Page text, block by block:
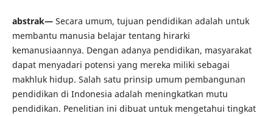
abstrak—Secara umum, tujuan pendidikan adalah untuk
membantu manusia belajar tentang hirarki
kemanusiaannya. Dengan adanya pendidikan, masyarakat
dapat menyadari potensi yang mereka miliki sebagai
makhluk hidup. Salah satu prinsip umum pembangunan
pendidikan di Indonesia adalah meningkatkan mutu
pendidikan. Penelitian ini dibuat untuk mengetahui tingkat